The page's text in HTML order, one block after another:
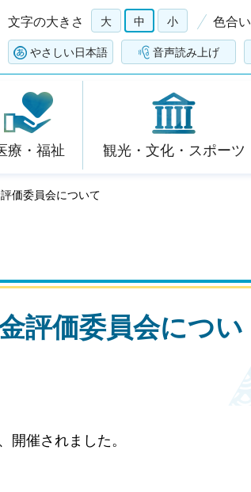
文字の大きさ 大 中 小 色合い
やさしい日本語 音声読み上げ
療・福祉 観光・文化・スポーツ
価委員会について
評価委員会につい
開催されました。